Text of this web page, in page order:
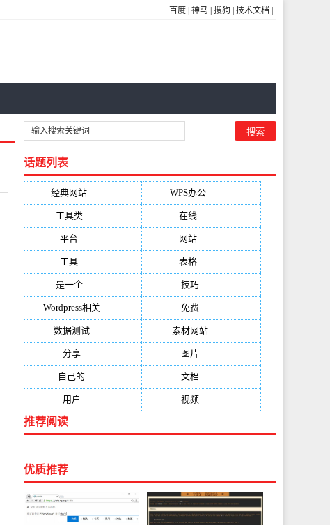
百度 神马 搜狗 技术文档
话题列表
经典网站 WPS办公(2513)
工具类(1994) 在线(1987)
平台 网站(1170)
工具 表格(1052)
是一个(1026) 技巧
Wordpress相关(851) 免费
数据测试(788) 素材网站
分享(676) 图片
自己的 文档
用户 视频
推荐阅读
优质推荐